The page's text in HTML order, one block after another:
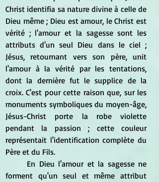
Christ identifia sa nature divine à celle de
Dieu même ; Dieu est amour, le Christ est
vérité ; l'amour et la sagesse sont les
attributs d'un seul Dieu dans le ciel ;
Jésus, retournant vers son père, unit
l'amour à la vérité par les tentations,
dont la dernière fut le supplice de la
croix. C'est pour cette raison que, sur les
monuments symboliques du moyen-âge,
Jésus-Christ porte la robe violette
pendant la passion ; cette couleur
représentait l'identification complète du
Père et du Fils.
forment qu'un seul et même attribut